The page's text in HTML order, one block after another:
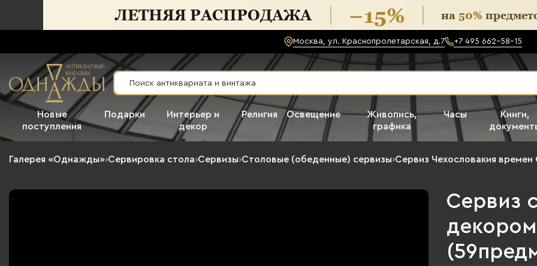
Москва, ул. Краснопролетарская, д.7 +7 495 662-58-15
Новые
поступления
Подарки
Интерьер и
декор
Религия Освещение
Живопись,
графика
Часы
Книги,
Галерея «Однажды»›Сервировка стола›Сервизы›Столовые (обеденные) сервизы›Сервиз Чехословакия
Сервиз